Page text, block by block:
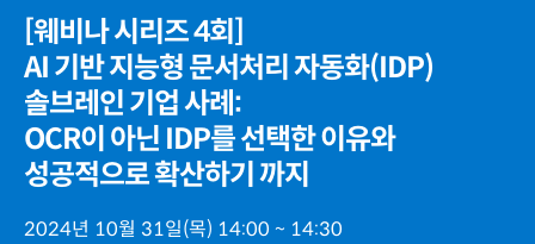
[웨비나 시리즈 4회]
AI 기반 지능형 문서처리 자동화(IDP)
솔브레인 기업 사례:
OCR이 아닌 IDP를 선택한 이유와
성공적으로 확산하기 까지
2024년 10월 31일(목) 14:00 ~ 14:30